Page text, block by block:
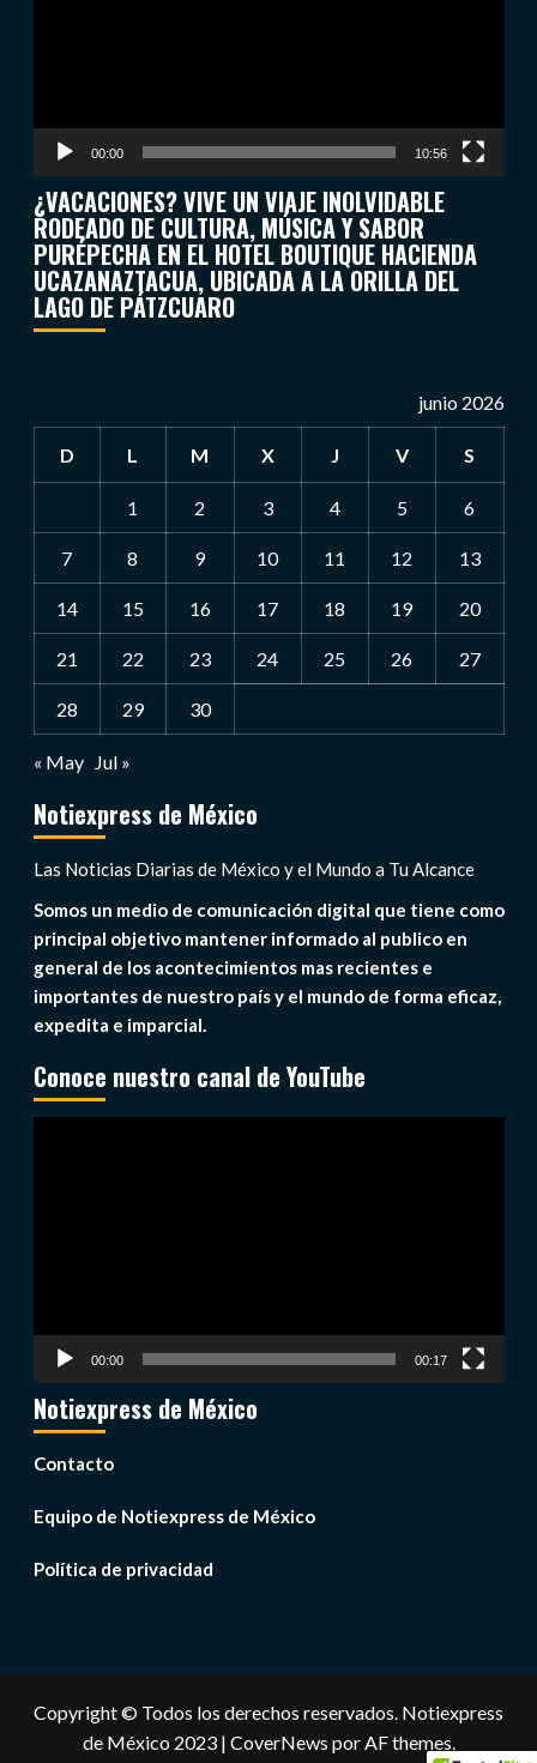
00:00 10:56
¿VACACIONES? VIVE UN VIAJE INOLVIDABLE
RODEADO DE CULTURA, MÚSICA Y SABOR
PURÉPECHA EN EL HOTEL BOUTIQUE HACIENDA
UCAZANAZTACUA, UBICADA A LA ORILLA DEL
LAGO DE PÁTZCUARO
junio 2026
D L M X J V S
1 2 3 4 5 6
7 8 9 10 11 12 13
14 15 16 17 18 19 20
21 22 23 24 25 26 27
28 29 30
« May Jul »
Notiexpress de México
Las Noticias Diarias de México y el Mundo a Tu Alcance
Somos un medio de comunicación digital que tiene como
principal objetivo mantener informado al publico en
general de los acontecimientos mas recientes e
importantes de nuestro país y el mundo de forma eficaz,
expedita e imparcial.
Conoce nuestro canal de YouTube
00:00 00:17
Notiexpress de México
Contacto
Equipo de Notiexpress de México
Política de privacidad
Copyright © Todos los derechos reservados. Notiexpress
de México 2023 | CoverNews por AF themes.